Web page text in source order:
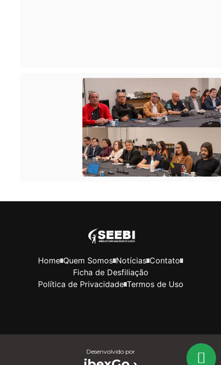
Home Quem Somos Notícias Contato
Ficha de Desfiliação
Política de Privacidade Termos de Uso
Desenvolvido por